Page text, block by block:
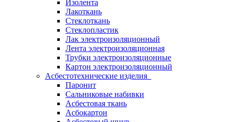
Изолента
Лакоткань
Стеклоткань
Стеклопластик
Лак электроизоляционный
Лента электроизоляционная
Трубки электроизоляционные
Картон электроизоляционный
Асбестотехнические изделия
Паронит
Сальниковые набивки
Асбестовая ткань
Асбокартон